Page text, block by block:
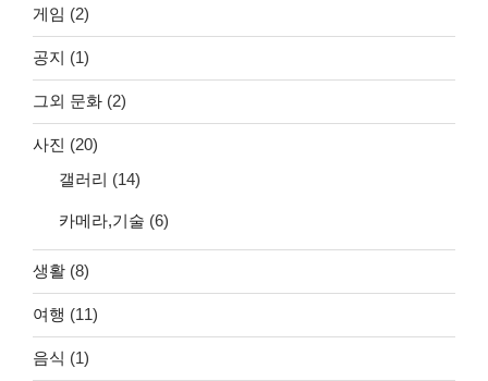
게임 (2)
공지 (1)
그외 문화 (2)
사진 (20)
갤러리 (14)
카메라,기술 (6)
생활 (8)
여행 (11)
음식 (1)